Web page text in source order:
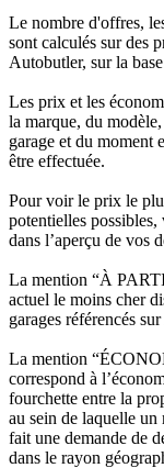
Le nombre d'offres,
sont calculés sur des
Autobutler, sur la
Les prix et les
la marque, du
garage et du moment
être effectuée.
Pour voir le prix le
potentielles possibles,
dans l’aperçu de vos
La mention “À
actuel le moins cher
garages référencés
La mention
correspond à
fourchette entre la
au sein de laquelle
fait une demande de
dans le rayon